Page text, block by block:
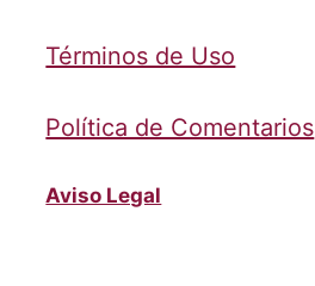
Términos de Uso
Política de Comentarios
Aviso Legal